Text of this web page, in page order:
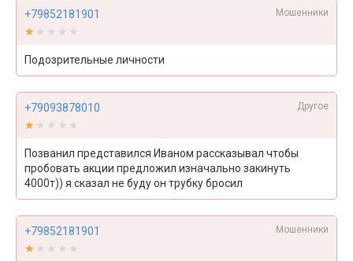
+79852181901 Мошенники
★★★★★
★★★★★
Подозрительные личности
+79093878010 Другое
★★★★★
★★★★★
Позванил представился Иваном рассказывал чтобы
пробовать акции предложил изначально закинуть
4000т)) я сказал не буду он трубку бросил
+79852181901 Мошенники
★★★★★
★★★★★